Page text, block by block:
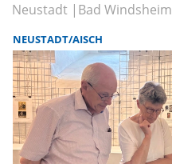
Neustadt Bad Windsheim
NEUSTADT/AISCH